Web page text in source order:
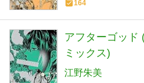
164
アフターゴッド
ミックス)
江野朱美